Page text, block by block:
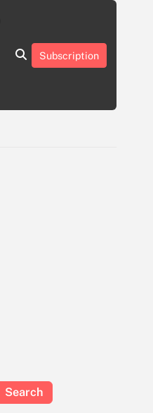
About
Contact
Cookie
Privacy
Sitemap
Terms
Subscription